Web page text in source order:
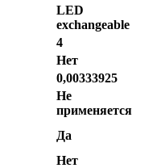
LED
exchangeable
4
Нет
0,00333925
Не
применяется
Да
Нет